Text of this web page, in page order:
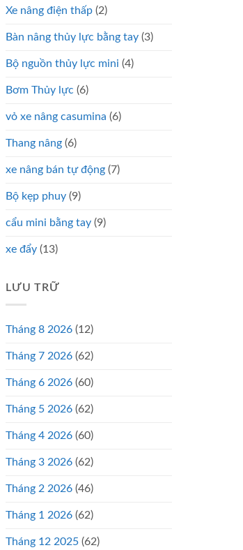
Xe nâng điện thấp (2)
Bàn nâng thủy lực bằng tay (3)
Bộ nguồn thủy lực mini (4)
Bơm Thủy lực (6)
vỏ xe nâng casumina (6)
Thang nâng (6)
xe nâng bán tự động (7)
Bộ kẹp phuy (9)
cẩu mini bằng tay (9)
xe đẩy (13)
LƯU TRỮ
Tháng 8 2026 (12)
Tháng 7 2026 (62)
Tháng 6 2026 (60)
Tháng 5 2026 (62)
Tháng 4 2026 (60)
Tháng 3 2026 (62)
Tháng 2 2026 (46)
Tháng 1 2026 (62)
Tháng 12 2025 (62)